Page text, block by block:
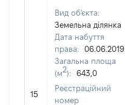
15
Вид об'єкта:
Земельна ділянка
Дата набуття
права:
06.06.2019
Загальна площа
(м2):
643,0
Реєстраційний
номер